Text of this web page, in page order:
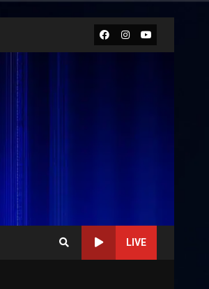
Facebook
Instagram
Youtube
LIVE